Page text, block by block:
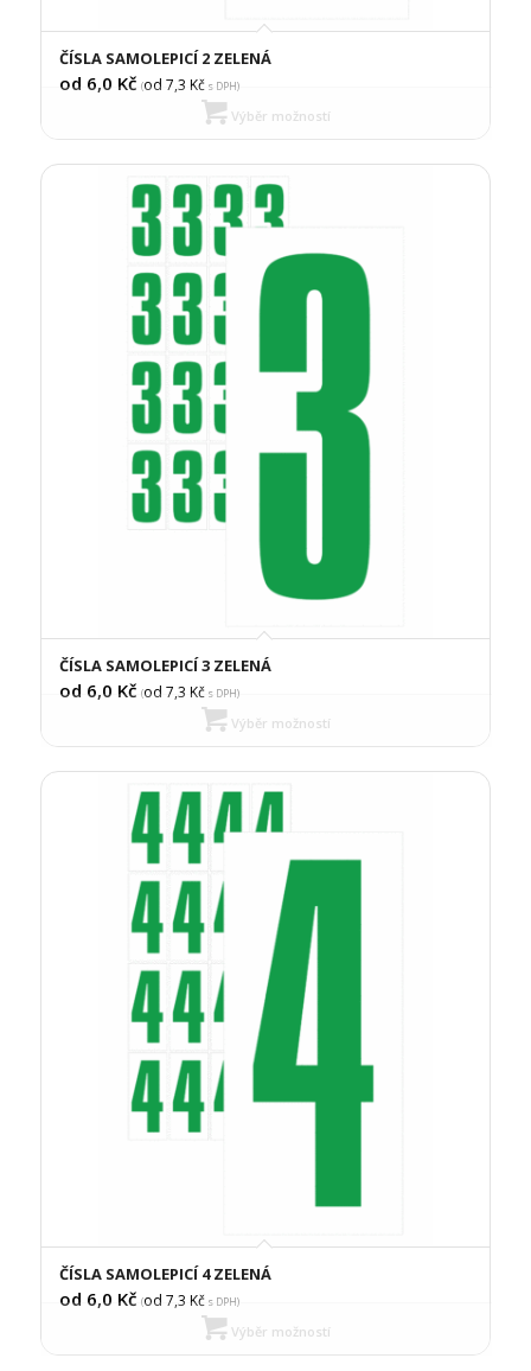
ČÍSLA SAMOLEPICÍ 2 ZELENÁ
od 6,0 Kč (od 7,3 Kčs DPH)
Výběr možností
ČÍSLA SAMOLEPICÍ 3 ZELENÁ
od 6,0 Kč (od 7,3 Kčs DPH)
Výběr možností
ČÍSLA SAMOLEPICÍ 4 ZELENÁ
od 6,0 Kč (od 7,3 Kčs DPH)
Výběr možností